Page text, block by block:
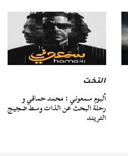
التخت
ألبوم سمعوني : محمد حماقي و
رحلة البحث عن الذات وسط ضجيج
التريند